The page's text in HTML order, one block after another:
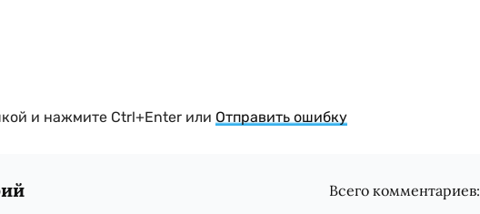
и нажмите Ctrl+Enter или Отправить ошибку
Всего комментариев: